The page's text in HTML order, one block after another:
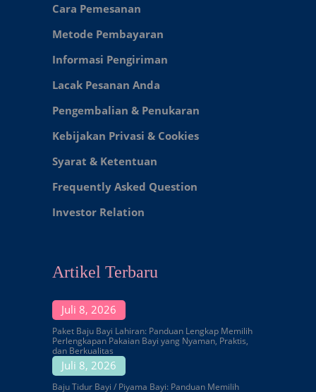
Cara Pemesanan
Metode Pembayaran
Informasi Pengiriman
Lacak Pesanan Anda
Pengembalian & Penukaran
Kebijakan Privasi & Cookies
Syarat & Ketentuan
Frequently Asked Question
Investor Relation
Artikel Terbaru
Juli 8, 2026
Paket Baju Bayi Lahiran: Panduan Lengkap Memilih
Perlengkapan Pakaian Bayi yang Nyaman, Praktis,
dan Berkualitas
Juli 8, 2026
Baju Tidur Bayi / Piyama Bayi: Panduan Memilih